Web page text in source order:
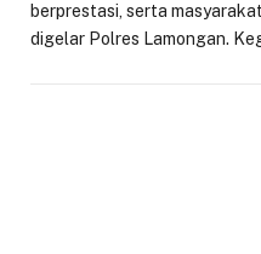
berprestasi, serta
digelar Polres Lamongan.